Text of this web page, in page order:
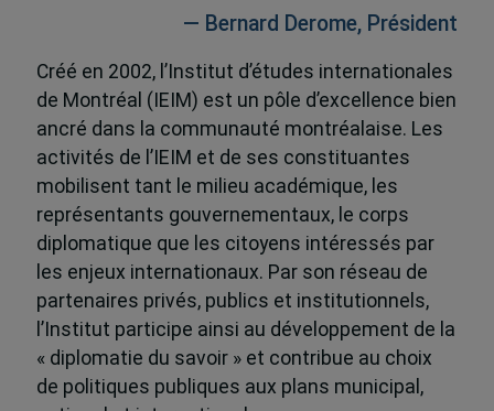
— Bernard Derome, Président
Créé en 2002, l’Institut d’études internationales
de Montréal (IEIM) est un pôle d’excellence bien
ancré dans la communauté montréalaise. Les
activités de l’IEIM et de ses constituantes
mobilisent tant le milieu académique, les
représentants gouvernementaux, le corps
diplomatique que les citoyens intéressés par
les enjeux internationaux. Par son réseau de
partenaires privés, publics et institutionnels,
l’Institut participe ainsi au développement de la
« diplomatie du savoir » et contribue au choix
de politiques publiques aux plans municipal,